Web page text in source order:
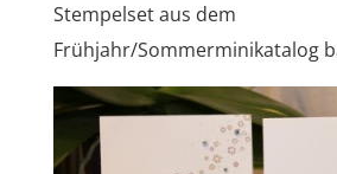
Stempelset aus dem
Frühjahr/Sommerminikatalog